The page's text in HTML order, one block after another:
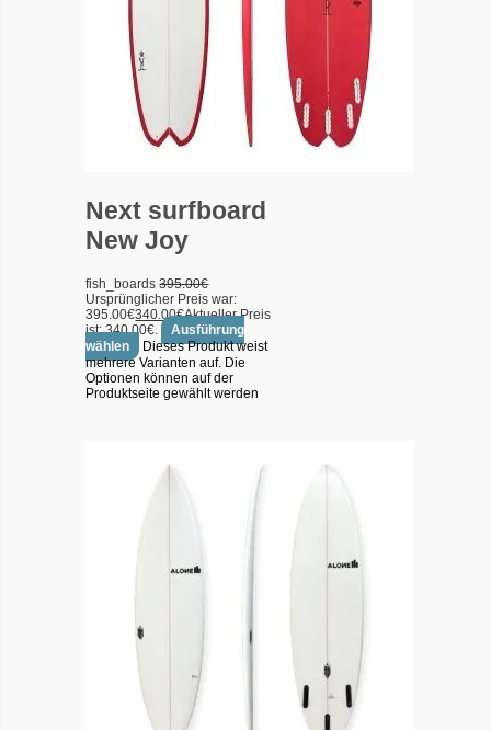
Next surfboard
New Joy
fish_boards395.00€
Ursprünglicher Preis war:
395.00€340.00€Aktueller Preis
ist: 340.00€.
Ausführung
wählen
Dieses Produkt weist
mehrere Varianten auf. Die
Optionen können auf der
Produktseite gewählt werden